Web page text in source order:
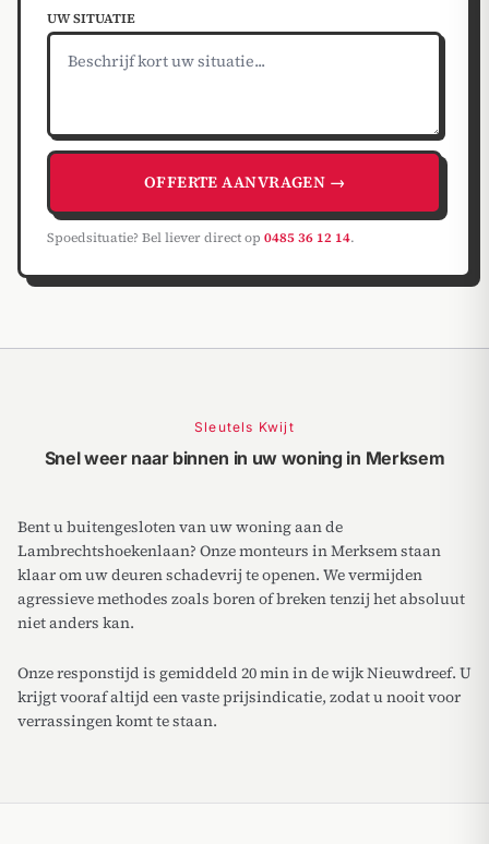
UW SITUATIE
OFFERTE AANVRAGEN →
Spoedsituatie? Bel liever direct op 0485 36 12 14.
Sleutels Kwijt
Snel weer naar binnen in uw woning in Merksem
Bent u buitengesloten van uw woning aan de
Lambrechtshoekenlaan? Onze monteurs in Merksem staan
klaar om uw deuren schadevrij te openen. We vermijden
agressieve methodes zoals boren of breken tenzij het absoluut
niet anders kan.
Onze responstijd is gemiddeld 20 min in de wijk Nieuwdreef. U
krijgt vooraf altijd een vaste prijsindicatie, zodat u nooit voor
verrassingen komt te staan.